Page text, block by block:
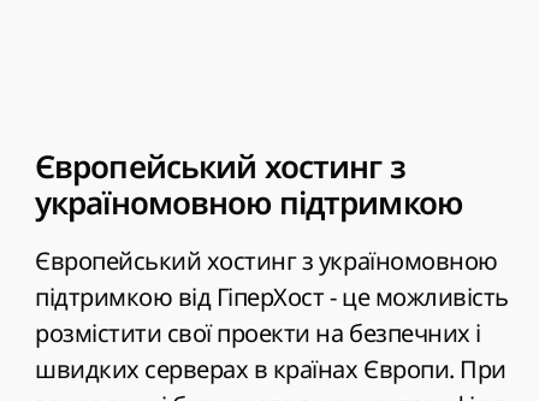
Європейський хостинг з
україномовною підтримкою
Європейський хостинг з україномовною
підтримкою від ГіперХост - це можливість
розмістити свої проекти на безпечних і
швидких серверах в країнах Європи. При